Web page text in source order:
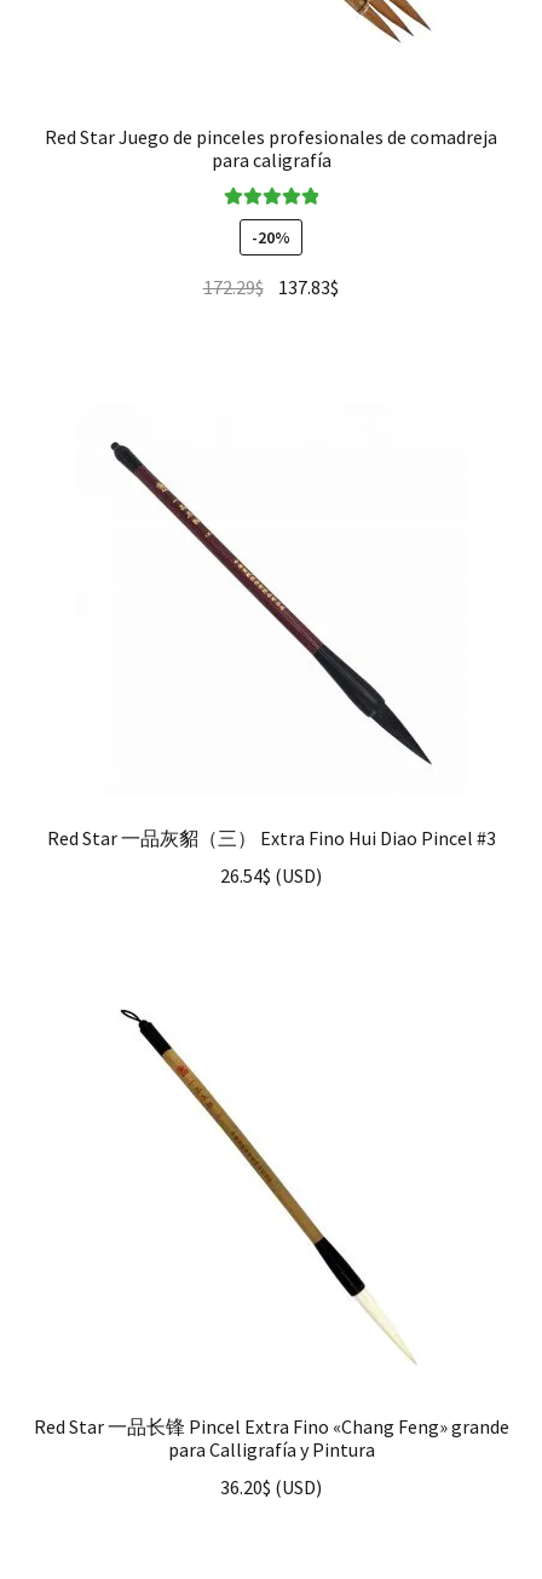
Red Star Juego de pinceles profesionales de comadreja
para caligrafía
Valorado en
5.00de 5
-20%
172.29$ 137.83$
Red Star 一品灰貂（三） Extra Fino Hui Diao Pincel #3
26.54$ (USD)
Red Star 一品长锋 Pincel Extra Fino «Chang Feng» grande
para Calligrafía y Pintura
36.20$ (USD)